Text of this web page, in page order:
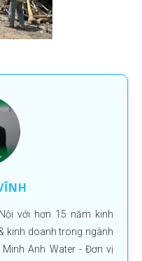
với hơn 15 năm kinh
kinh doanh trong ngành
Anh Water - Đơn vị